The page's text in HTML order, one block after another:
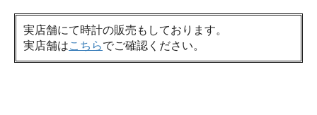
実店舗にて時計の販売もしております。
実店舗はこちらでご確認ください。